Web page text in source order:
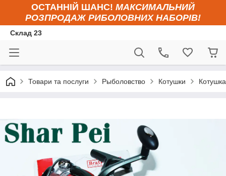
ОСТАННІЙ ШАНС! МАКСИМАЛЬНИЙ
РОЗПРОДАЖ РИБОЛОВНИХ НАБОРІВ!
Склад 23
Товари та послуги Рыболовство Котушки